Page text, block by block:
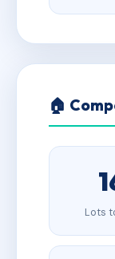
🏠
Lots